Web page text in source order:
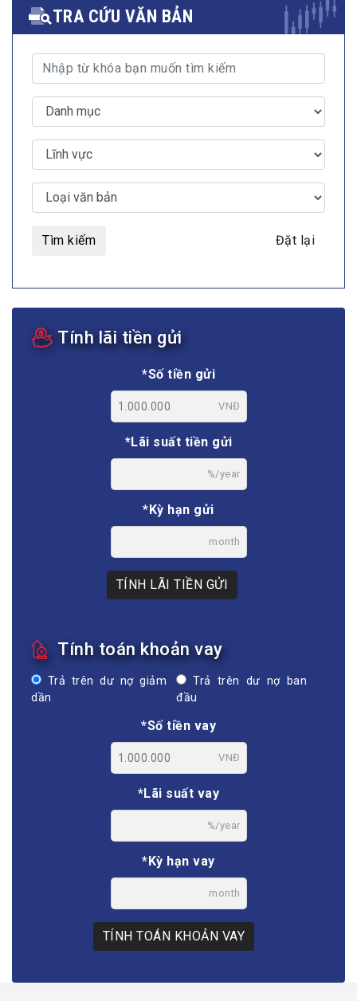
TRA CỨU VĂN BẢN
Tìm kiếm Đặt lại
Tính lãi tiền gửi
*Số tiền gửi
VNĐ
*Lãi suất tiền gửi
%/year
*Kỳ hạn gửi
month
TÍNH LÃI TIỀN GỬI
Tính toán khoản vay
Trả trên dư nợ giảm
dần
Trả trên dư nợ ban
đầu
*Số tiền vay
VNĐ
*Lãi suất vay
%/year
*Kỳ hạn vay
month
TÍNH TOÁN KHOẢN VAY